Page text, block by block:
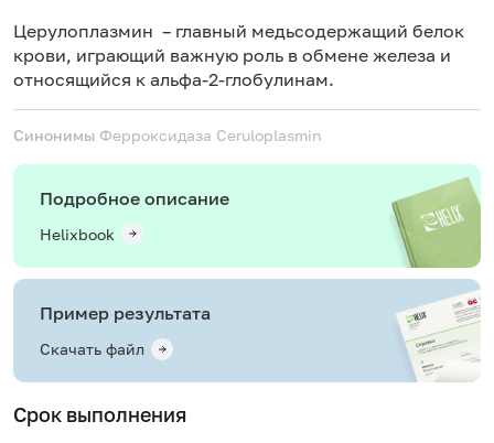
Церулоплазмин – главный медьсодержащий белок
крови, играющий важную роль в обмене железа и
относящийся к альфа-2-глобулинам.
Синонимы Ферроксидаза Ceruloplasmin
Подробное описание
Helixbook
Пример результата
Скачать файл
Срок выполнения